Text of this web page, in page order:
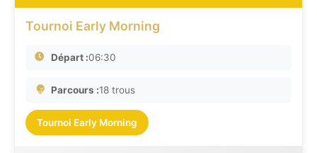
Tournoi Early Morning
Départ :06:30
Parcours :18 trous
Tournoi Early Morning